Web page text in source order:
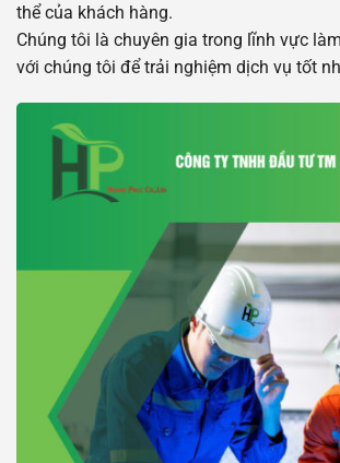
thể của khách hàng.
Chúng tôi là chuyên gia trong lĩnh vực
với chúng tôi để trải nghiệm dịch vụ tốt